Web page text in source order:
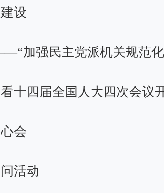
设
加强民主党派机关规范
十四届全国人大四次会议
会
活动